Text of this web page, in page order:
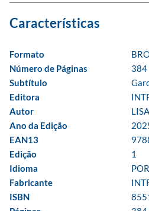
Formato
Número de Páginas
384
Subtítulo
Editora
Autor
Ano da Edição
EAN13
Edição
1
Idioma
Fabricante
ISBN